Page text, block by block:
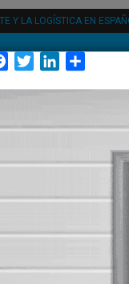
Y LA LOGÍSTICA EN
CATALUÑA
Facebook
TwitterLinkedIn